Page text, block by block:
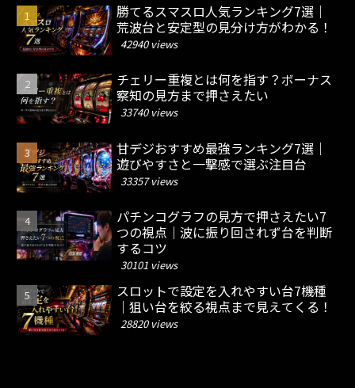
勝てるスマスロ人気ランキング7選｜
荒波台と安定型の見分け方がわかる！
42940 views
チェリー重複とは何を指す？ボーナス
察知の見方まで押さえたい
33740 views
甘デジおすすめ最強ランキング7選｜
遊びやすさと一撃感で選ぶ注目台
33357 views
パチンコグラフの見方で押さえたい7
つの視点｜波に振り回されず台を判断
するコツ
30101 views
スロットで設定を入れやすい台7機種
｜狙い台を絞る視点まで見えてくる！
28820 views